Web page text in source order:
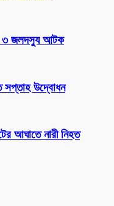
৩ জলদস্যু আটক
সপ্তাহ উদ্বোধন
আঘাতে নারী নিহত